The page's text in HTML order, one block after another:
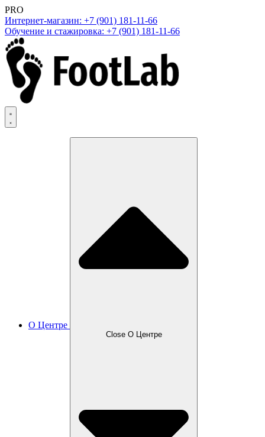
PRO
Интернет-магазин: +7 (901) 181-11-66
Обучение и стажировка: +7 (901) 181-11-66
О Центре
Close О Центре